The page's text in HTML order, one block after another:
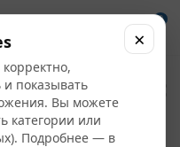
0
137
показывать
Вы можете
категории или
Подробнее — в
×